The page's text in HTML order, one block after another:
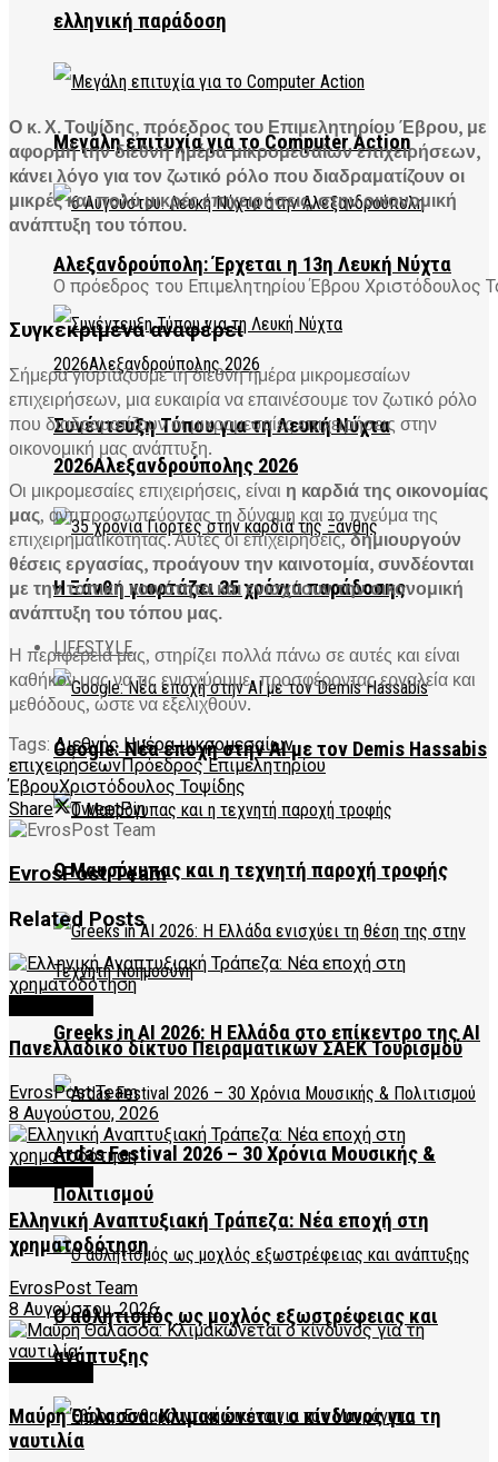
ελληνική παράδοση
Μεγάλη επιτυχία για το Computer Action
Αλεξανδρούπολη: Έρχεται η 13η Λευκή Νύχτα
Συνέντευξη Τύπου για τη Λευκή Νύχτα
2026Αλεξανδρούπολης 2026
Η Ξάνθη γιορτάζει 35 χρόνια παράδοσης
LIFESTYLE
Google: Νέα εποχή στην AI με τον Demis Hassabis
Ο Μαυρόγυπας και η τεχνητή παροχή τροφής
Greeks in AI 2026: Η Ελλάδα στο επίκεντρο της AI
Ardas Festival 2026 – 30 Χρόνια Μουσικής &
Πολιτισμού
Ο αθλητισμός ως μοχλός εξωστρέφειας και
ανάπτυξης
Ο κ. Χ. Τοψίδης, πρόεδρος του Επιμελητηρίου Έβρου, με
αφορμή την διεθνή ημέρα μικρομεσαίων επιχειρήσεων,
κάνει λόγο για τον ζωτικό ρόλο που διαδραματίζουν οι
μικρές και πολύ μικρές επιχειρήσεις, στην οικονομική
ανάπτυξη του τόπου.
O πρόεδρος του Επιμελητηρίου Έβρου Χριστόδουλος
Συγκεκριμένα αναφέρει
Σήμερα γιορτάζουμε τη διεθνή ημέρα μικρομεσαίων
επιχειρήσεων, μια ευκαιρία να επαινέσουμε τον ζωτικό ρόλο
που διαδραματίζουν οι μικρομεσαίες επιχειρήσεις στην
οικονομική μας ανάπτυξη.
Οι μικρομεσαίες επιχειρήσεις, είναι η καρδιά της οικονομίας
μας, αντιπροσωπεύοντας τη δύναμη και το πνεύμα της
επιχειρηματικότητας. Αυτές οι επιχειρήσεις,δημιουργούν
θέσεις εργασίας, προάγουν την καινοτομία, συνδέονται
με την τοπική κοινότητα και ενισχύουν την οικονομική
ανάπτυξη του τόπου μας.
Η περιφέρειά μας, στηρίζει πολλά πάνω σε αυτές και είναι
καθήκον μας να τις ενισχύουμε, προσφέροντας εργαλεία και
μεθόδους, ώστε να εξελιχθούν.
Tags: Διεθνής Ημέρα μικρομεσαίων
επιχειρήσεωνΠρόεδρος Επιμελητηρίου
ΈβρουΧριστόδουλος Τοψίδης
Share
TweetPin
EvrosPost Team
Related Posts
Πανελλαδικό δίκτυο Πειραματικών ΣΑΕΚ Τουρισμού
EvrosPost Team
8 Αυγούστου, 2026
Ελληνική Αναπτυξιακή Τράπεζα: Νέα εποχή στη
χρηματοδότηση
EvrosPost Team
8 Αυγούστου, 2026
Μαύρη Θάλασσα: Κλιμακώνεται ο κίνδυνος για τη
ναυτιλία